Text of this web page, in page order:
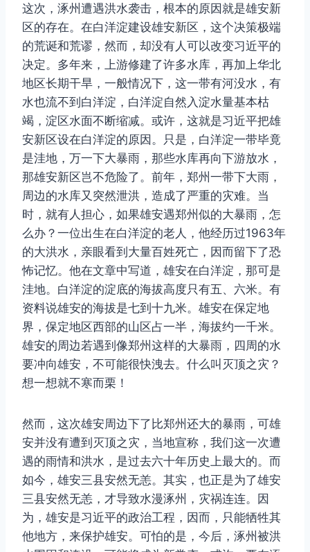
这次，涿州遭遇洪水袭击，根本的原因就是雄安新
区的存在。在白洋淀建设雄安新区，这个决策极端
的荒诞和荒谬，然而，却没有人可以改变习近平的
决定。多年来，上游修建了许多水库，再加上华北
地区长期干旱，一般情况下，这一带有河没水，有
水也流不到白洋淀，白洋淀自然入淀水量基本枯
竭，淀区水面不断缩减。或许，这就是习近平把雄
安新区设在白洋淀的原因。只是，白洋淀一带毕竟
是洼地，万一下大暴雨，那些水库再向下游放水，
那雄安新区岂不危险了。前年，郑州一带下大雨，
周边的水库又突然泄洪，造成了严重的灾难。当
时，就有人担心，如果雄安遇郑州似的大暴雨，怎
么办？一位出生在白洋淀的老人，他经历过1963年
的大洪水，亲眼看到大量百姓死亡，因而留下了恐
怖记忆。他在文章中写道，雄安在白洋淀，那可是
洼地。白洋淀的淀底的海拔高度只有五、六米。有
资料说雄安的海拔是七到十九米。雄安在保定地
界，保定地区西部的山区占一半，海拔约一千米。
雄安的周边若遇到像郑州这样的大暴雨，四周的水
要冲向雄安，不可能很快洩去。什么叫灭顶之灾？
想一想就不寒而栗！
然而，这次雄安周边下了比郑州还大的暴雨，可雄
安并没有遭到灭顶之灾，当地宣称，我们这一次遭
遇的雨情和洪水，是过去六十年历史上最大的。而
如今，雄安三县安然无恙。其实，也正是为了雄安
三县安然无恙，才导致水漫涿州，灾祸连连。因
为，雄安是习近平的政治工程，因而，只能牺牲其
他地方，来保护雄安。可怕的是，今后，涿州被洪